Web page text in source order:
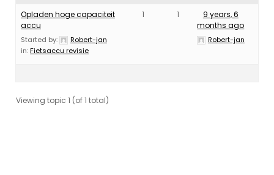
Opladen hoge capaciteit
accu
Started by:
Robert-jan
in:Fietsaccu revisie
1 1
9 years, 6
months ago
Robert-jan
Viewing topic 1 (of 1 total)